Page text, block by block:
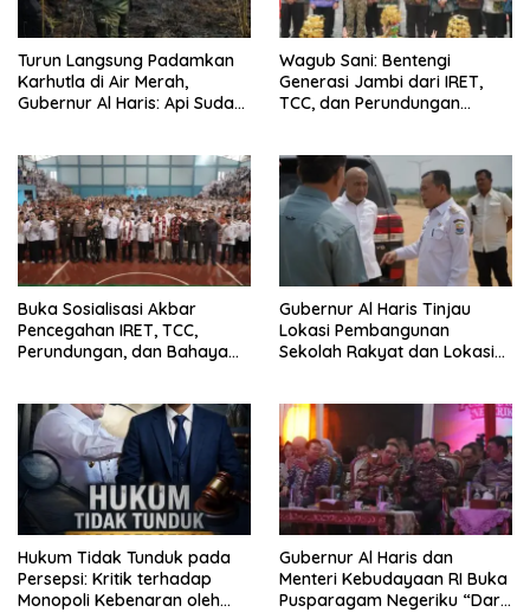
Turun Langsung Padamkan
Karhutla di Air Merah,
Gubernur Al Haris: Api Sudah
Wagub Sani: Bentengi
Generasi Jambi dari IRET,
TCC, dan Perundungan
Buka Sosialisasi Akbar
Pencegahan IRET, TCC,
Perundungan, dan Bahaya
bisa jaga diri, 60% masa
depan sudah ada di tangan”
Gubernur Al Haris Tinjau
Lokasi Pembangunan
Sekolah Rakyat dan Lokasi
Hukum Tidak Tunduk pada
Persepsi: Kritik terhadap
Monopoli Kebenaran oleh
Gubernur Al Haris dan
Menteri Kebudayaan RI Buka
Pusparagam Negeriku “Dari